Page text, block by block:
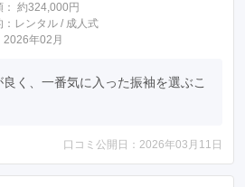
約324,000円
レンタル / 成人式
2026年02月
く、一番気に入った振袖を選ぶこ
口コミ公開日：2026年03月11日